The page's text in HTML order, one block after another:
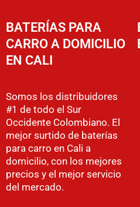
BATERÍAS PARA
CARRO A DOMICILIO
EN CALI
Somos los distribuidores
#1 de todo el Sur
Occidente Colombiano. El
mejor surtido de baterías
para carro en Cali a
domicilio, con los mejores
precios y el mejor servicio
del mercado.